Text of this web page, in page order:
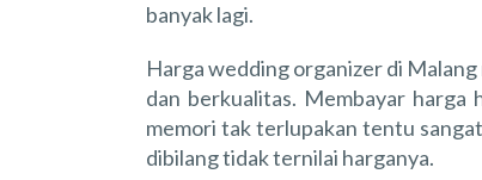
banyak lagi.
Harga wedding organizer di Malang
dan berkualitas. Membayar harga
memori tak terlupakan tentu
dibilang tidak ternilai harganya.